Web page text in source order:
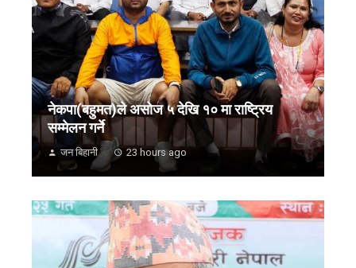
नेकपा(बहुमत)ले असोज ५ देखि १० मा राष्ट्रिय
सम्मेलन गर्ने
जन बिहानी 23 hours ago